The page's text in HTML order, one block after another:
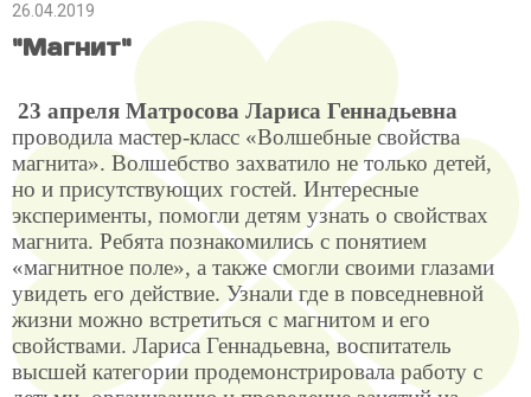
26.04.2019
"Магнит"
23 апреля Матросова Лариса Геннадьевна
проводила мастер-класс «Волшебные свойства
магнита». Волшебство захватило не только детей,
но и присутствующих гостей. Интересные
эксперименты, помогли детям узнать о свойствах
магнита. Ребята познакомились с понятием
«магнитное поле», а также смогли своими глазами
увидеть его действие. Узнали где в повседневной
жизни можно встретиться с магнитом и его
свойствами. Лариса Геннадьевна, воспитатель
высшей категории продемонстрировала работу с